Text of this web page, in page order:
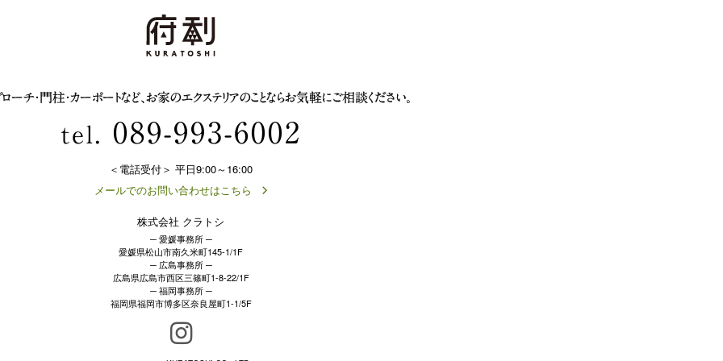
ーチ・門柱・カーポートなど、お家のエクステリアのことならお気軽にご相談ください。
tel. 089-993-6002
＜電話受付＞ 平日9:00～16:00
メールでのお問い合わせはこちら
株式会社 クラトシ
─ 愛媛事務所 ─
愛媛県松山市南久米町145-1/1F
─ 広島事務所 ─
広島県広島市西区三篠町1-8-22/1F
─ 福岡事務所 ─
福岡県福岡市博多区奈良屋町1-1/5F